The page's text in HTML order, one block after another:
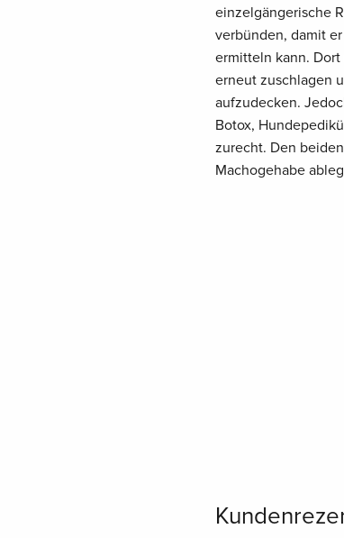
einzelgängerische
verbünden, damit
ermitteln kann.
erneut zuschlagen
aufzudecken.
Botox,
zurecht. Den
Machogehabe